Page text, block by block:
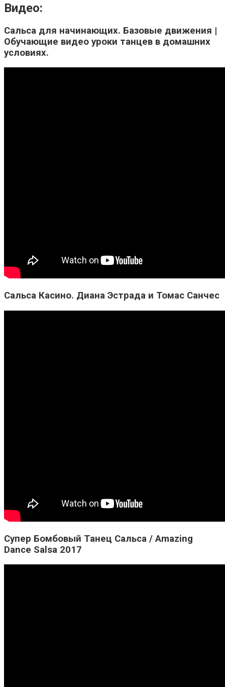
Видео:
Сальса для начинающих. Базовые движения |
Обучающие видео уроки танцев в домашних
условиях.
Сальса Касино. Диана Эстрада и Томас Санчес
Супер Бомбовый Танец Сальса / Amazing
Dance Salsa 2017